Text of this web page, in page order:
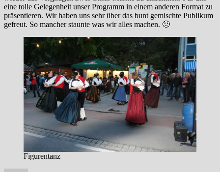
eine tolle Gelegenheit unser Programm in einem anderen Format zu
präsentieren. Wir haben uns sehr über das bunt gemischte Publikum
gefreut. So mancher staunte was wir alles machen. 🙂
Figurentanz